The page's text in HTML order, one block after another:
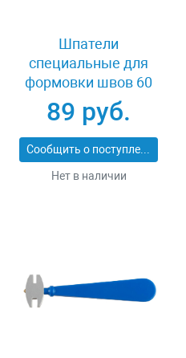
Шпатели
специальные для
формовки швов 60
мм Stayer 10165-H2
89 руб.
Сообщить о поступлении
Нет в наличии